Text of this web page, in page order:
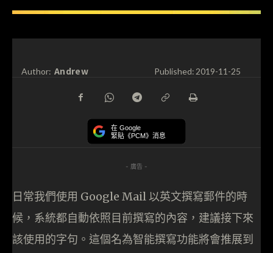
Author: Andrew Published:2019-11-25
在 Google
緊貼《PCM》消息
- 廣告 -
日常我們使用 Google Mail 以英文撰寫郵件的時
候，系統都自動依照目前撰寫的內容，建議接下來
該使用的字句。這個名為智能撰寫功能將會推展到